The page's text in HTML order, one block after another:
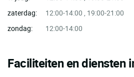
zaterdag:
12:00-14:00 , 19:00-21:00
zondag:
12:00-14:00
Faciliteiten en diensten